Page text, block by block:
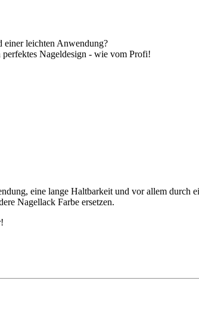
einer leichten Anwendung?
Nageldesign - wie vom Profi!
eine lange Haltbarkeit und vor allem durch
Nagellack Farbe ersetzen.